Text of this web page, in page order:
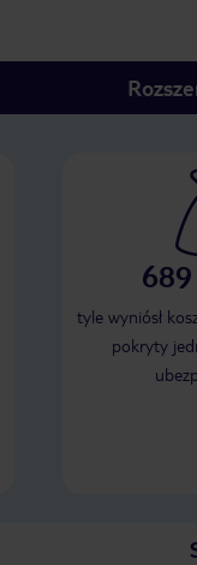
689
tyle wyniósł
pokryty